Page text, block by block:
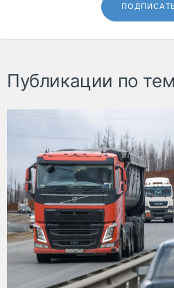
Публикации по